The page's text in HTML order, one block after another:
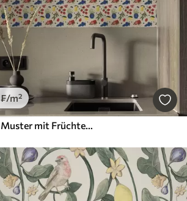
₣/m²
Tapeten Lebhaftes Muster mit Früchten, Zweigen und Vasen